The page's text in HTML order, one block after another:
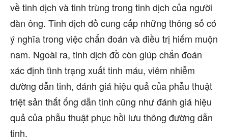
về tinh dịch và tinh trùng trong tinh dịch của người
đàn ông. Tinh dịch đồ cung cấp những thông số có
ý nghĩa trong việc chẩn đoán và điều trị hiếm muộn
nam. Ngoài ra, tinh dịch đồ còn giúp chẩn đoán
xác định tình trạng xuất tinh máu, viêm nhiễm
đường dẫn tinh, đánh giá hiệu quả của phẫu thuật
triệt sản thắt ống dẫn tinh cũng như đánh giá hiệu
quả của phẫu thuật phục hồi lưu thông đường dẫn
tinh.